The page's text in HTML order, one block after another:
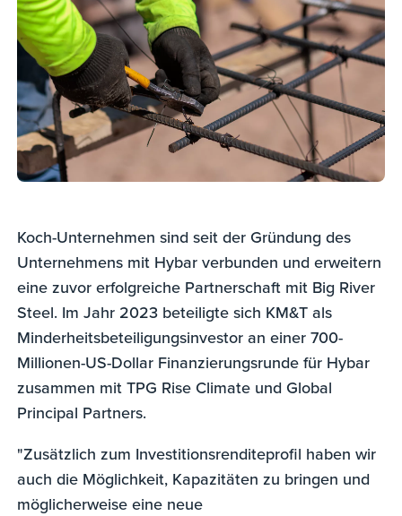
Koch-Unternehmen sind seit der Gründung des
Unternehmens mit Hybar verbunden und erweitern
eine zuvor erfolgreiche Partnerschaft mit Big River
Steel. Im Jahr 2023 beteiligte sich KM&T als
Minderheitsbeteiligungsinvestor an einer 700-
Millionen-US-Dollar Finanzierungsrunde für Hybar
zusammen mit TPG Rise Climate und Global
Principal Partners.
"Zusätzlich zum Investitionsrenditeprofil haben wir
auch die Möglichkeit, Kapazitäten zu bringen und
möglicherweise eine neue